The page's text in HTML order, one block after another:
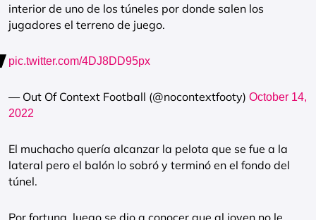
interior de uno de los túneles por donde salen los
jugadores el terreno de juego.
pic.twitter.com/4DJ8DD95px
— Out Of Context Football (@nocontextfooty) October 14,
2022
El muchacho quería alcanzar la pelota que se fue a la
lateral pero el balón lo sobró y terminó en el fondo del
túnel.
Por fortuna, luego se dio a conocer que al joven no le